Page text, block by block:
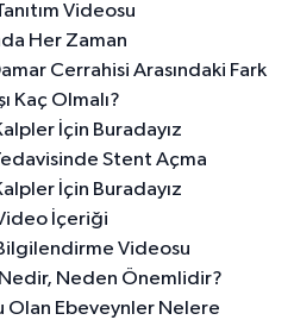
Videosu
Her Zaman
Cerrahisi Arasındaki Fark
Kaç Olmalı?
İçin Buradayız
Stent Açma
İçin Buradayız
İçeriği
Videosu
Neden Önemlidir?
Olan Ebeveynler Nelere